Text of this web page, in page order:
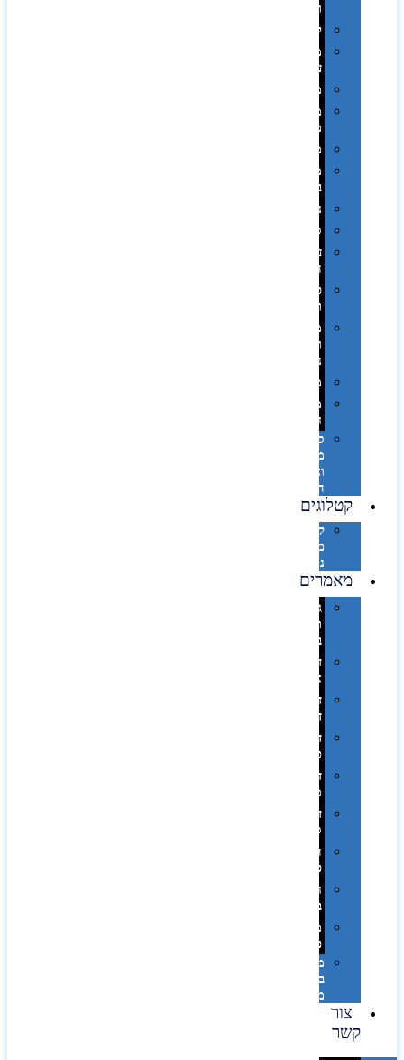
ופנסים
למטבח
מוצרי
עור
מחברות
מחזיקי
מפתחות
משחקים
מתנה
בפחית
נסיעות
ספורט
על
השולחן…
פינוק
וספא
מזוודות
ותיקי
נסיעות
מטריות
מוצרי
חוף
סביבת
מחשב
וציוד
היקפי
קטלוגים
קטלוג
מוצרי
נייר
מאמרים
גימורים
והשבחות
בדפוס
דפוס
אופסט
דפוס
דיגיטלי
דפוס
טמפון
דפוס
משי
דפוס
סובלימציה
הדפס
פרוצס
חריטה
בלייזר
מהו
פנטון?
מיתוג
באמצעות
מדבקות
צור
קשר